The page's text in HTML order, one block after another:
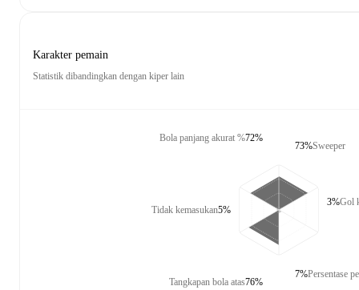
Karakter pemain
Statistik dibandingkan dengan kiper lain
Bola panjang akurat %72%
Tidak kemasukan5%
Tangkapan bola atas76%
Sweeper
73%
Gol
3%
Persentase
7%